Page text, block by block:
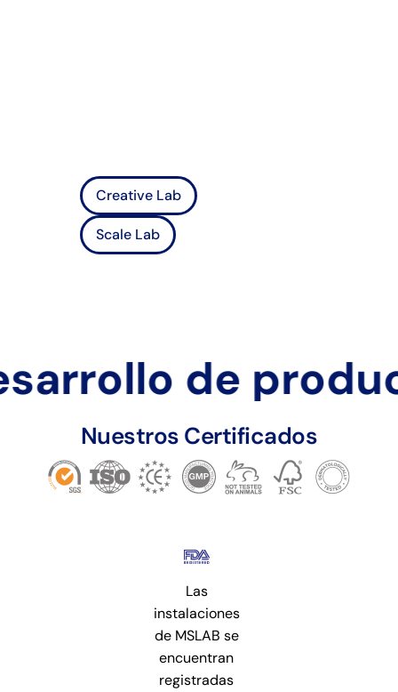
Creative Lab
Scale Lab
de
Nuestros Certificados
Las
instalaciones
de MSLAB se
encuentran
registradas